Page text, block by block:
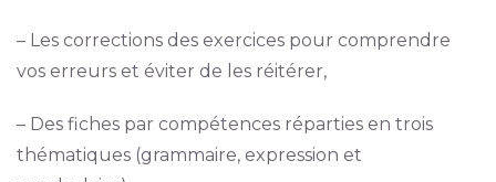
– Les corrections des exercices pour comprendre
vos erreurs et éviter de les réitérer,
– Des fiches par compétences réparties en trois
thématiques (grammaire, expression et